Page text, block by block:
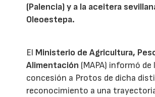
(Palencia) y a la aceitera
Oleoestepa.
El Ministerio de Agricultura,
Alimentación (MAPA) informó de
concesión a Protos de dicha
reconocimiento a una